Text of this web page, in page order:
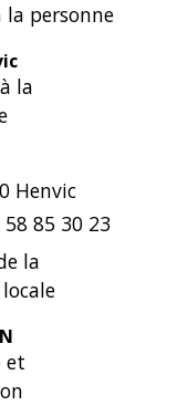
la personne
la
Henvic
58 85 30 23
la
et